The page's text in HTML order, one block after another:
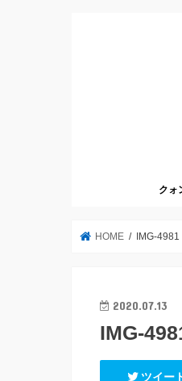
クォ
HOME IMG-4981
2020.07.13
IMG-
ツイー